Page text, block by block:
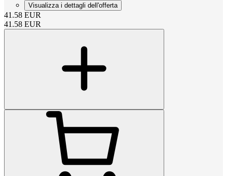
Visualizza i dettagli dell'offerta
41.58 EUR
41.58 EUR